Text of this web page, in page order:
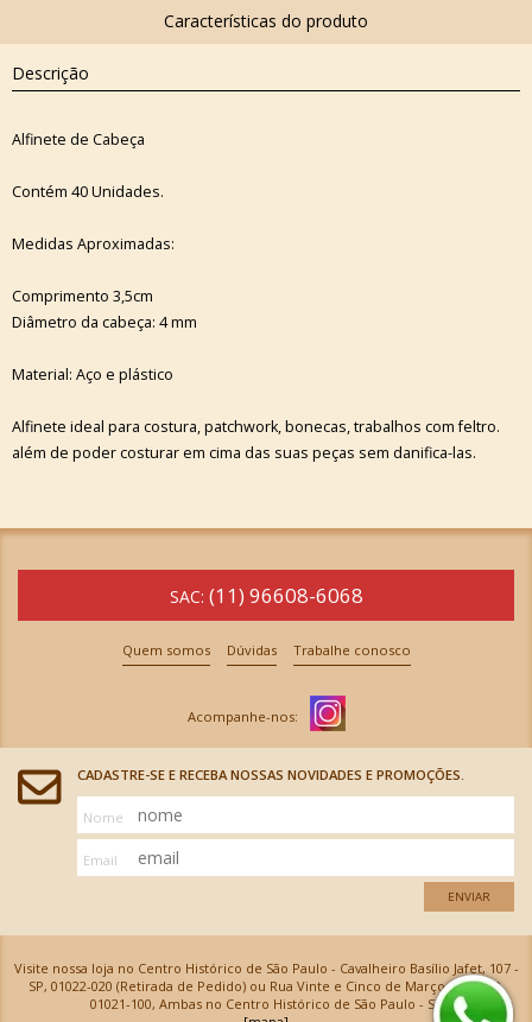
Descrição
Alfinete de Cabeça
Contém 40 Unidades.
Medidas Aproximadas:
Comprimento 3,5cm
Diâmetro da cabeça: 4 mm
Material: Aço e plástico
Alfinete ideal para costura, patchwork, bonecas, trabalhos com feltro.
além de poder costurar em cima das suas peças sem danifica-las.
SAC: (11) 96608-6068
Quem somos Dúvidas Trabalhe conosco
CADASTRE-SE E RECEBA NOSSAS NOVIDADES E PROMOÇÕES.
Nome
Email
ENVIAR
Visite nossa loja no Centro Histórico de São Paulo - Cavalheiro Basílio Jafet, 107 -
SP, 01022-020 (Retirada de Pedido) ou Rua Vinte e Cinco de Março, 576 - SP,
01021-100, Ambas no Centro Histórico de São Paulo - SP